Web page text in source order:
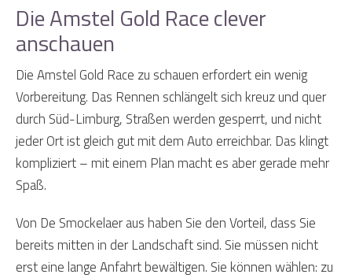
Die Amstel Gold Race clever
anschauen
Die Amstel Gold Race zu schauen erfordert ein wenig
Vorbereitung. Das Rennen schlängelt sich kreuz und quer
durch Süd-Limburg, Straßen werden gesperrt, und nicht
jeder Ort ist gleich gut mit dem Auto erreichbar. Das klingt
kompliziert – mit einem Plan macht es aber gerade mehr
Spaß.
Von De Smockelaer aus haben Sie den Vorteil, dass Sie
bereits mitten in der Landschaft sind. Sie müssen nicht
erst eine lange Anfahrt bewältigen. Sie können wählen: zu